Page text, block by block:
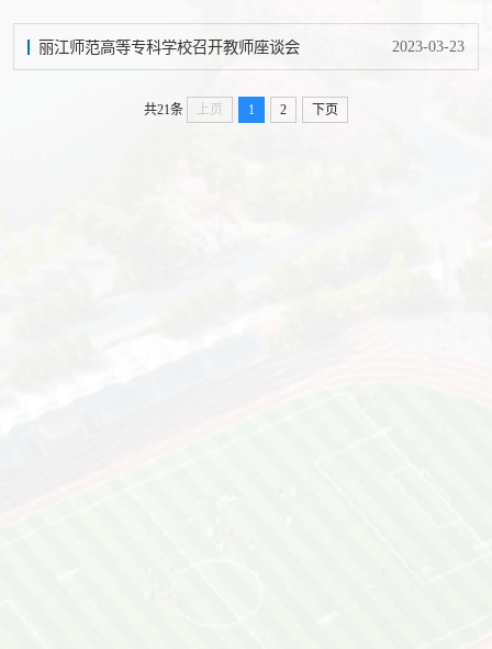
丽江师范高等专科学校召开教师座谈会 2023-03-23
共21条 上页 1 2 下页